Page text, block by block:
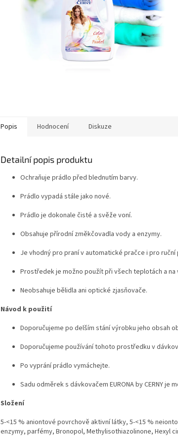
Popis Hodnocení Diskuze
Detailní popis produktu
Ochraňuje prádlo před blednutím barvy.
Prádlo vypadá stále jako nové.
Prádlo je dokonale čisté a svěže voní.
Obsahuje přírodní změkčovadla vody a enzymy.
Je vhodný pro praní v automatické pračce i pro ruční
Prostředek je možno použít při všech teplotách a na
Neobsahuje bělidla ani optické zjasňovače.
Návod k použití
Doporučujeme po delším stání výrobku jeho obsah
Doporučujeme používání tohoto prostředku v
Po vyprání prádlo vymáchejte.
Sadu odměrek s dávkovačem EURONA by CERNY je
Složení
5-<15 % aniontové povrchově aktivní látky, 5-<15 %
enzymy, parfémy, Bronopol, Methylisothiazolinone, Hexyl